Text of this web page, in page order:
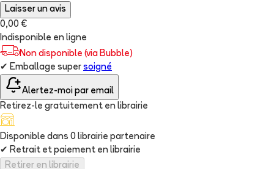
Laisser un avis
0,00 €
Indisponible en ligne
Non disponible (via Bubble)
✔ Emballage super soigné
Alertez-moi par email
Retirez-le gratuitement en librairie
Disponible dans 0 librairie partenaire
✔ Retrait et paiement en librairie
Retirer en librairie